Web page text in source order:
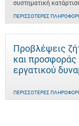
συστηματική
ΠΕΡΙΣΣΌΤΕΡΕΣ
Προβλέψεις
και προσφοράς
εργατικού
ΠΕΡΙΣΣΌΤΕΡΕΣ